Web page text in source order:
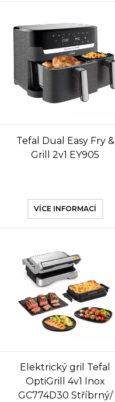
Tefal Dual Easy Fry &
Grill 2v1 EY905
VÍCE INFORMACÍ
Elektrický gril Tefal
OptiGrill 4v1 Inox
GC774D30 Stříbrný/